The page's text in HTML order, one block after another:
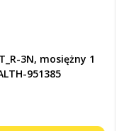
3N, mosiężny 1
951385